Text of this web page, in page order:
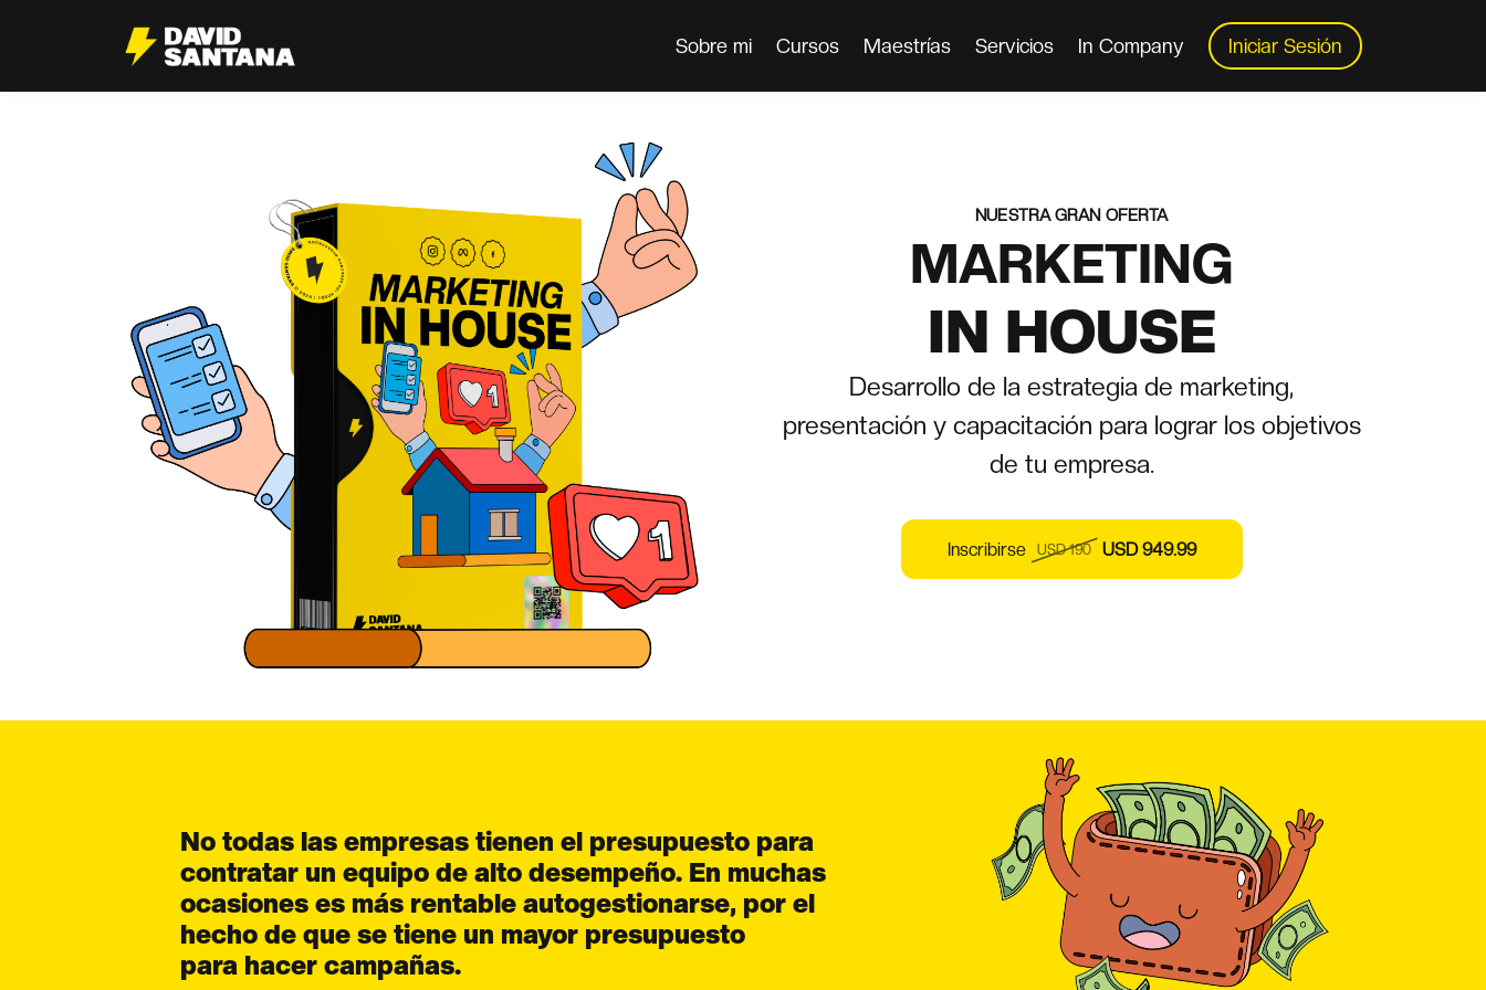
Sobre mi Cursos Maestrías Servicios In Company Iniciar Sesión
NUESTRA GRAN OFERTA
MARKETING
IN HOUSE
Desarrollo de la estrategia de marketing,
presentación y capacitación para lograr los objetivos
de tu empresa.
Inscribirse USD 190 USD 949.99
No todas las empresas tienen el presupuesto para
contratar un equipo de alto desempeño. En muchas
ocasiones es más rentable autogestionarse, por el
hecho de que se tiene un mayor presupuesto
para hacer campañas.